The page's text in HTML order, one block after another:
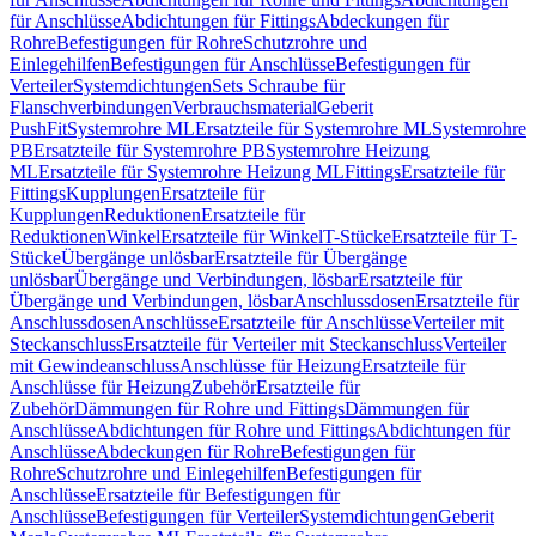
für AnschlüsseAbdichtungen für FittingsAbdeckungen für
RohreBefestigungen für RohreSchutzrohre und
EinlegehilfenBefestigungen für AnschlüsseBefestigungen für
VerteilerSystemdichtungenSets Schraube für
FlanschverbindungenVerbrauchsmaterialGeberit
PushFitSystemrohre MLErsatzteile für Systemrohre MLSystemrohre
PBErsatzteile für Systemrohre PBSystemrohre Heizung
MLErsatzteile für Systemrohre Heizung MLFittingsErsatzteile für
FittingsKupplungenErsatzteile für
KupplungenReduktionenErsatzteile für
ReduktionenWinkelErsatzteile für WinkelT-StückeErsatzteile für T-
StückeÜbergänge unlösbarErsatzteile für Übergänge
unlösbarÜbergänge und Verbindungen, lösbarErsatzteile für
Übergänge und Verbindungen, lösbarAnschlussdosenErsatzteile für
AnschlussdosenAnschlüsseErsatzteile für AnschlüsseVerteiler mit
SteckanschlussErsatzteile für Verteiler mit SteckanschlussVerteiler
mit GewindeanschlussAnschlüsse für HeizungErsatzteile für
Anschlüsse für HeizungZubehörErsatzteile für
ZubehörDämmungen für Rohre und FittingsDämmungen für
AnschlüsseAbdichtungen für Rohre und FittingsAbdichtungen für
AnschlüsseAbdeckungen für RohreBefestigungen für
RohreSchutzrohre und EinlegehilfenBefestigungen für
AnschlüsseErsatzteile für Befestigungen für
AnschlüsseBefestigungen für VerteilerSystemdichtungenGeberit